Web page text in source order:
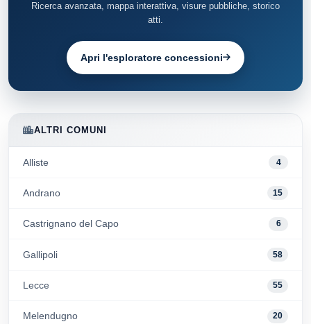
ALTRI COMUNI
Alliste 4
Andrano 15
Castrignano del Capo 6
Gallipoli 58
Lecce 55
Melendugno 20
Ricerca avanzata, mappa interattiva, visure pubbliche, storico
atti.
Apri l'esploratore concessioni